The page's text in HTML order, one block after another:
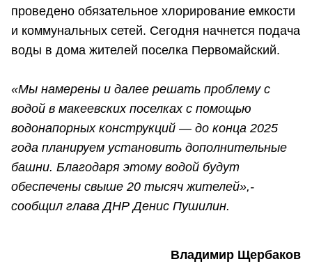
проведено обязательное хлорирование емкости
и коммунальных сетей. Сегодня начнется подача
воды в дома жителей поселка Первомайский.
«Мы намерены и далее решать проблему с
водой в макеевских поселках с помощью
водонапорных конструкций — до конца 2025
года планируем установить дополнительные
башни. Благодаря этому водой будут
обеспечены свыше 20 тысяч жителей»,-
сообщил глава ДНР Денис Пушилин.
Владимир Щербаков